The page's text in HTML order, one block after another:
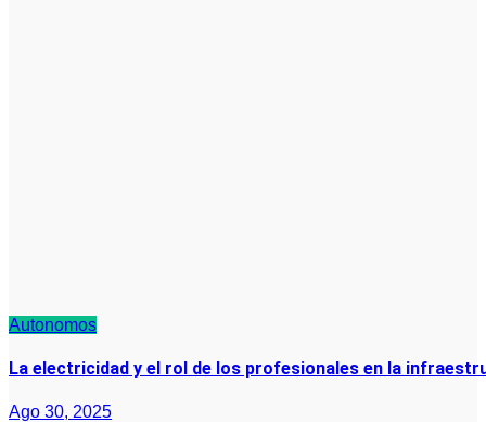
Autonomos
La electricidad y el rol de los profesionales en la
Ago 30, 2025